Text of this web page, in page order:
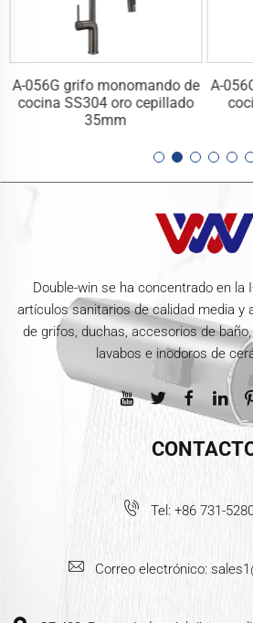
A-056G grifo monomando de
cocina SS304 oro cepillado
35mm
A-
Double-win se ha concentrado en la
artículos sanitarios de calidad media y
de grifos, duchas, accesorios de
lavabos e inodoros de
Tel: +86 731-
Correo electrónico: